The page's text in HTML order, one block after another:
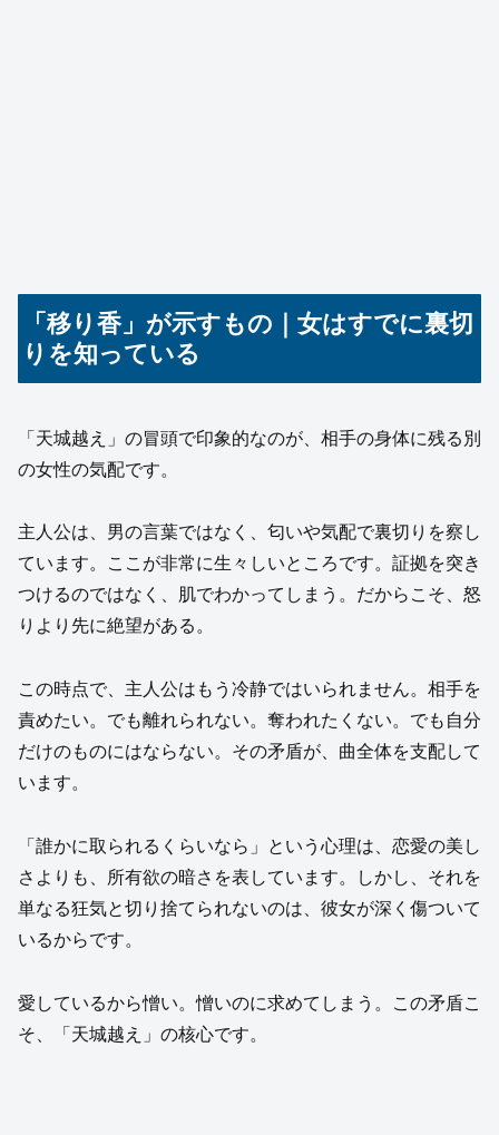
「移り香」が示すもの｜女はすでに裏切
りを知っている
「天城越え」の冒頭で印象的なのが、相手の身体に残る別
の女性の気配です。
主人公は、男の言葉ではなく、匂いや気配で裏切りを察し
ています。ここが非常に生々しいところです。証拠を突き
つけるのではなく、肌でわかってしまう。だからこそ、怒
りより先に絶望がある。
この時点で、主人公はもう冷静ではいられません。相手を
責めたい。でも離れられない。奪われたくない。でも自分
だけのものにはならない。その矛盾が、曲全体を支配して
います。
「誰かに取られるくらいなら」という心理は、恋愛の美し
さよりも、所有欲の暗さを表しています。しかし、それを
単なる狂気と切り捨てられないのは、彼女が深く傷ついて
いるからです。
愛しているから憎い。憎いのに求めてしまう。この矛盾こ
そ、「天城越え」の核心です。